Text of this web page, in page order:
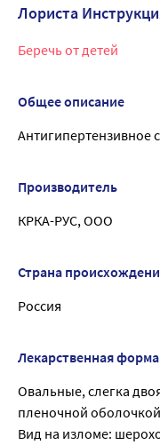
Лориста
Беречь от детей
Общее описание
Антигипертензивное
Производитель
КРКА-РУС, ООО
Страна
Россия
Лекарственная форма
Овальные, слегка
пленочной
Вид на изломе: